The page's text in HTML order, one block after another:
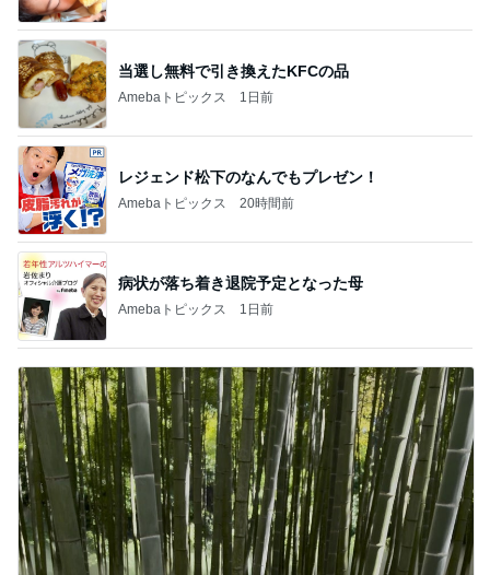
当選し無料で引き換えたKFCの品
Amebaトピックス 1日前
レジェンド松下のなんでもプレゼン！
Amebaトピックス 20時間前
病状が落ち着き退院予定となった母
Amebaトピックス 1日前